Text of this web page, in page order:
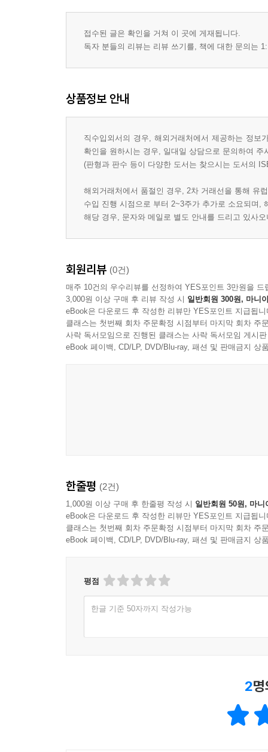
접수된 글은 확인을 거쳐 이 곳에 게재됩니다.
독자 분들의 리뷰는 리뷰 쓰기를, 책에 대한 문의는
상품정보 안내
직수입외서의 경우, 해외거래처에서 제공하는 정
확인을 원하시는 경우, 일대일 상담으로 문의하여 주
(판형과 판수 등이 다양한 도서는 찾으시는 도서의
해외거래처에서 품절인 경우, 2차 거래선을 통해 유
수입 진행 시점으로 부터 2~3주가 추가로 소요되며,
해당 경우, 문자와 메일로 별도 안내를 드리고 있사
회원리뷰 (0건)
매주 10건의 우수리뷰를 선정하여 YES포인트 3만원을 드
3,000원 이상 구매 후 리뷰 작성 시 일반회원 300원, 마니
eBook은 다운로드 후 작성한 리뷰만 YES포인트 지급됩니
클래스는 첫번째 회차 주문확정 시점부터 마지막 회차 주
사락 독서모임으로 진행된 클래스는 사락 독서모임 게시
eBook 페이백, CD/LP, DVD/Blu-ray, 패션 및 판매금지 상
한줄평 (2건)
1,000원 이상 구매 후 한줄평 작성 시 일반회원 50원, 마니
eBook은 다운로드 후 작성한 리뷰만 YES포인트 지급됩니
클래스는 첫번째 회차 주문확정 시점부터 마지막 회차 주
eBook 페이백, CD/LP, DVD/Blu-ray, 패션 및 판매금지 상
평점
한글 기준 50자까지 작성가능
2